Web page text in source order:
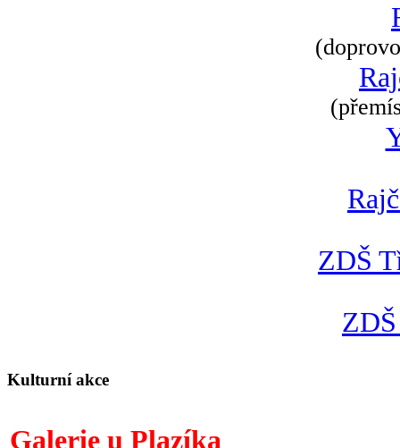
ZDŠ
Kulturní akce
Galerie u Plazíka